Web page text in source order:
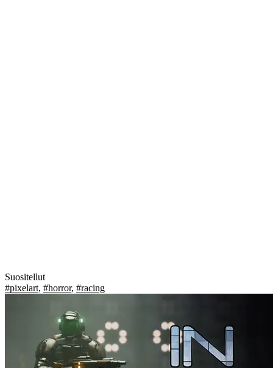
Suositellut
#pixelart, #horror, #racing